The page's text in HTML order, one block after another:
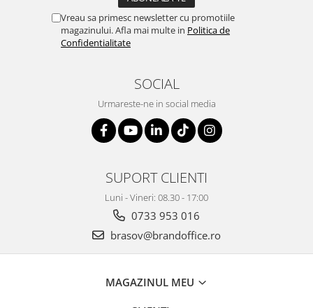
Masini de legat, indosariat si
Textile si confort pentru casa
Seturi si accesorii pentru vin
Rucsacuri si articole de calatorie
Trollere, genti si accesorii de voiaj
Vreau sa primesc newsletter cu promotiile
magazinului. Afla mai multe in Politica de
Confidentialitate
SOCIAL
Urmareste-ne in social media
SUPORT CLIENTI
Luni - Vineri: 08.30 - 17:00
0733 953 016
brasov@brandoffice.ro
MAGAZINUL MEU